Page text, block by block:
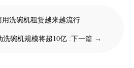
用洗碗机租赁越来越流行
洗碗机规模将超10亿 :下一篇 →